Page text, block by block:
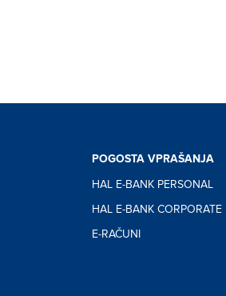
POGOSTA VPRAŠANJA
HAL E-BANK PERSONAL
HAL E-BANK CORPORATE
E-RAČUNI